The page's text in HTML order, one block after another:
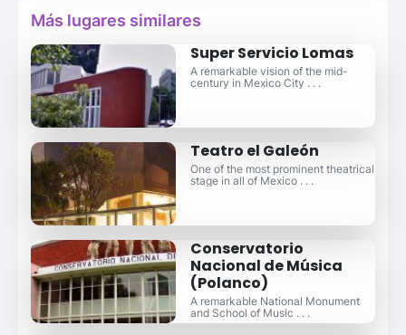
Más lugares similares
Super Servicio Lomas
A remarkable vision of the mid-
century in Mexico City . . .
Teatro el Galeón
One of the most prominent theatrical
stage in all of Mexico . . .
Conservatorio
Nacional de Música
(Polanco)
A remarkable National Monument
and School of Music . . .